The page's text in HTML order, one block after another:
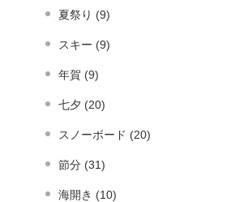
夏祭り (9)
スキー (9)
年賀 (9)
七夕 (20)
スノーボード (20)
節分 (31)
海開き (10)